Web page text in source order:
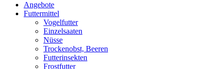
Angebote
Futtermittel
Vogelfutter
Einzelsaaten
Nüsse
Trockenobst, Beeren
Futterinsekten
Frostfutter